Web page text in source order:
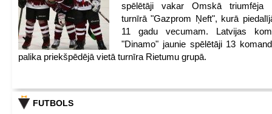
spēlētāji vakar Omskā triumfēja
turnīrā "Gazprom Ņeft", kurā
11 gadu vecumam. Latvijas
"Dinamo" jaunie spēlētāji 13
palika priekšpēdējā vietā turnīra Rietumu grupā.
FUTBOLS